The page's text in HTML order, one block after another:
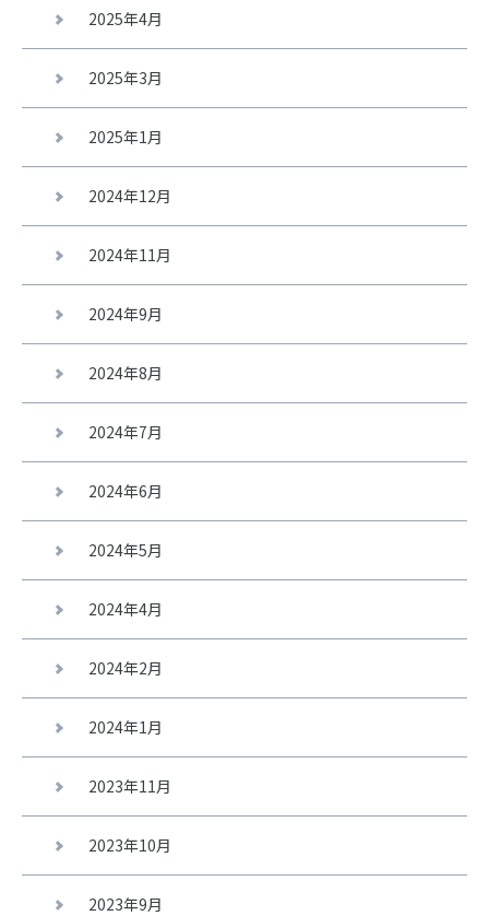
2025年4月
2025年3月
2025年1月
2024年12月
2024年11月
2024年9月
2024年8月
2024年7月
2024年6月
2024年5月
2024年4月
2024年2月
2024年1月
2023年11月
2023年10月
2023年9月